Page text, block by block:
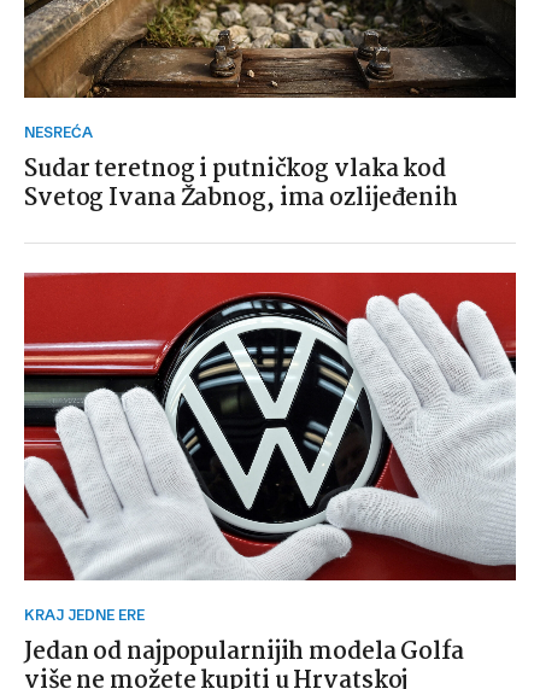
NESREĆA
Sudar teretnog i putničkog vlaka kod
Svetog Ivana Žabnog, ima ozlijeđenih
KRAJ JEDNE ERE
Jedan od najpopularnijih modela Golfa
više ne možete kupiti u Hrvatskoj